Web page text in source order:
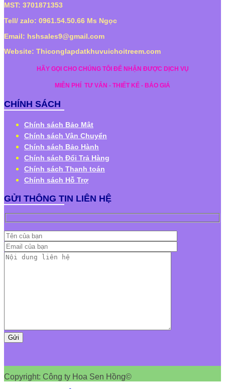
MST: 3701871353
Tell/ zalo: 0961.54.50.66 Ms Ngọc
Email: hshsales9@gmail.com
Website: Thiconglapdatkhuvuichoitreem.com
HÃY GỌI CHO CHÚNG TÔI ĐỂ NHẬN ĐƯỢC DỊCH VỤ
MIỄN PHÍ TƯ VẤN - THIẾT KẾ - BÁO GIÁ
CHÍNH SÁCH
Chính sách Bảo Mật
Chính sách Vận Chuyển
Chính sách Bảo Hành
Chính sách Đổi Trả Hàng
Chính sách Thanh toán
Chính sách Hỗ Trợ
GỬI THÔNG TIN LIÊN HỆ
Copyright: Công ty Hoa Sen Hồng©